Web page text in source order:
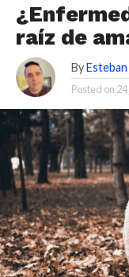
raíz de
By
Posted on